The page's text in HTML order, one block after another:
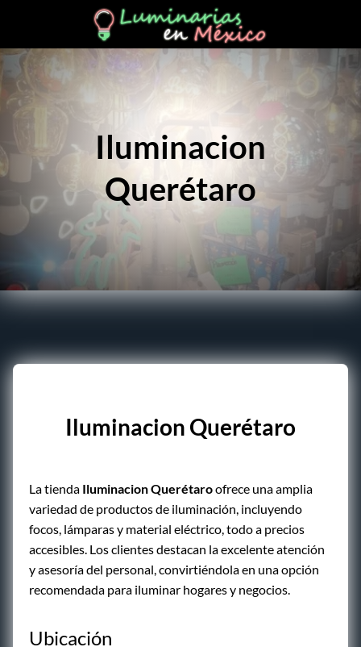
Iluminacion
Querétaro
Iluminacion Querétaro
La tienda Iluminacion Querétaroofrece una amplia
variedad de productos de iluminación, incluyendo
focos, lámparas y material eléctrico, todo a precios
accesibles. Los clientes destacan la excelente atención
y asesoría del personal, convirtiéndola en una opción
recomendada para iluminar hogares y negocios.
Ubicación